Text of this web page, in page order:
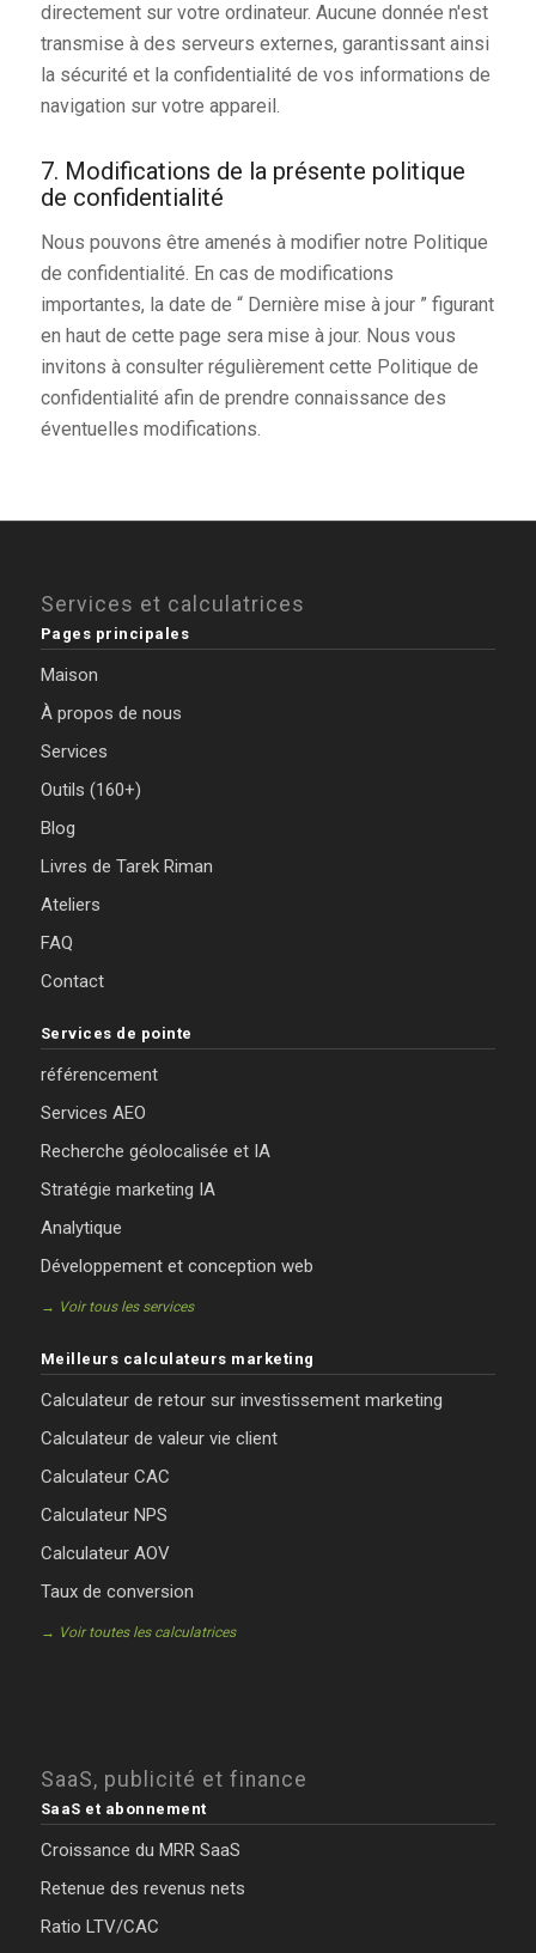
directement sur votre ordinateur. Aucune donnée n'est
transmise à des serveurs externes, garantissant ainsi
la sécurité et la confidentialité de vos informations de
navigation sur votre appareil.
7. Modifications de la présente politique
de confidentialité
Nous pouvons être amenés à modifier notre Politique
de confidentialité. En cas de modifications
importantes, la date de “ Dernière mise à jour ” figurant
en haut de cette page sera mise à jour. Nous vous
invitons à consulter régulièrement cette Politique de
confidentialité afin de prendre connaissance des
éventuelles modifications.
Services et calculatrices
Pages principales
Maison
À propos de nous
Services
Outils (160+)
Blog
Livres de Tarek Riman
Ateliers
FAQ
Contact
Services de pointe
référencement
Services AEO
Recherche géolocalisée et IA
Stratégie marketing IA
Analytique
Développement et conception web
→ Voir tous les services
Meilleurs calculateurs marketing
Calculateur de retour sur investissement marketing
Calculateur de valeur vie client
Calculateur CAC
Calculateur NPS
Calculateur AOV
Taux de conversion
→ Voir toutes les calculatrices
SaaS, publicité et finance
SaaS et abonnement
Croissance du MRR SaaS
Retenue des revenus nets
Ratio LTV/CAC